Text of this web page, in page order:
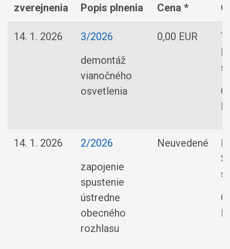
zverejnenia
Popis plnenia
Cena *
14. 1. 2026
3/2026
demontáž
vianočného
osvetlenia
0,00 EUR
14. 1. 2026
2/2026
zapojenie
spustenie
ústredne
obecného
rozhlasu
Neuvedené